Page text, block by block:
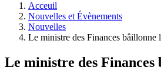
Acceuil
Nouvelles et Évènements
Nouvelles
Le ministre des Finances
Le ministre des